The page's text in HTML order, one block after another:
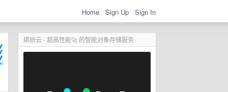
Home Sign Up Sign In
缤纷云 - 超高性能🚀 的智能对象存储服务